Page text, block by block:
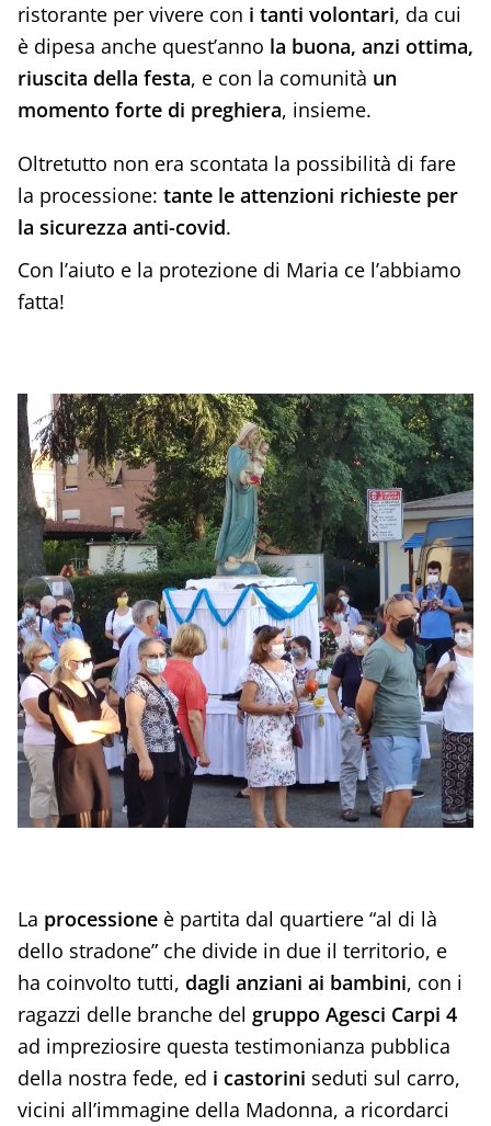
ristorante per vivere con i tanti volontari, da cui
è dipesa anche quest’anno la buona, anzi ottima,
riuscita della festa, e con la comunità un
momento forte di preghiera, insieme.
Oltretutto non era scontata la possibilità di fare
la processione: tante le attenzioni richieste per
la sicurezza anti-covid.
Con l’aiuto e la protezione di Maria ce l’abbiamo
fatta!
La processioneè partita dal quartiere “al di là
dello stradone” che divide in due il territorio, e
ha coinvolto tutti, dagli anziani ai bambini, con i
ragazzi delle branche del gruppo Agesci Carpi 4
ad impreziosire questa testimonianza pubblica
della nostra fede, ed i castorini seduti sul carro,
vicini all’immagine della Madonna, a ricordarci